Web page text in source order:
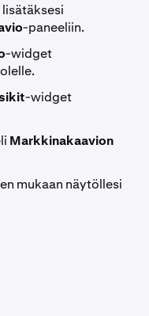
-paneeliin.
-widget
-widget
Markkinakaavion
mukaan näytöllesi